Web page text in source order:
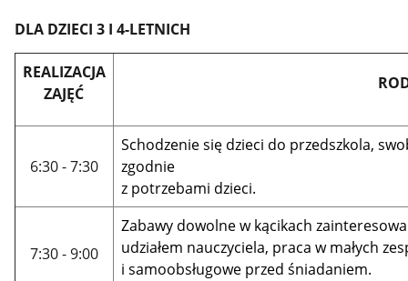
DLA DZIECI 3 I 4-LETNICH
REALIZACJA
ZAJĘĆ
6:30 - 7:30
Schodzenie się dzieci do przedszkola,
zgodnie
z potrzebami dzieci.
7:30 - 9:00
Zabawy dowolne w kącikach
udziałem nauczyciela, praca w małych
i samoobsługowe przed śniadaniem.